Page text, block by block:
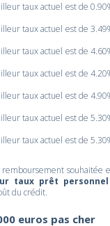
taux actuel est de
taux actuel est de
taux actuel est de
taux actuel est de
taux actuel est de
taux actuel est de
taux actuel est de
souhaitée
taux prêt personnel
du crédit.
euros pas cher